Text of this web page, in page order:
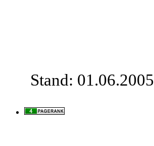
Stand: 01.06.2005